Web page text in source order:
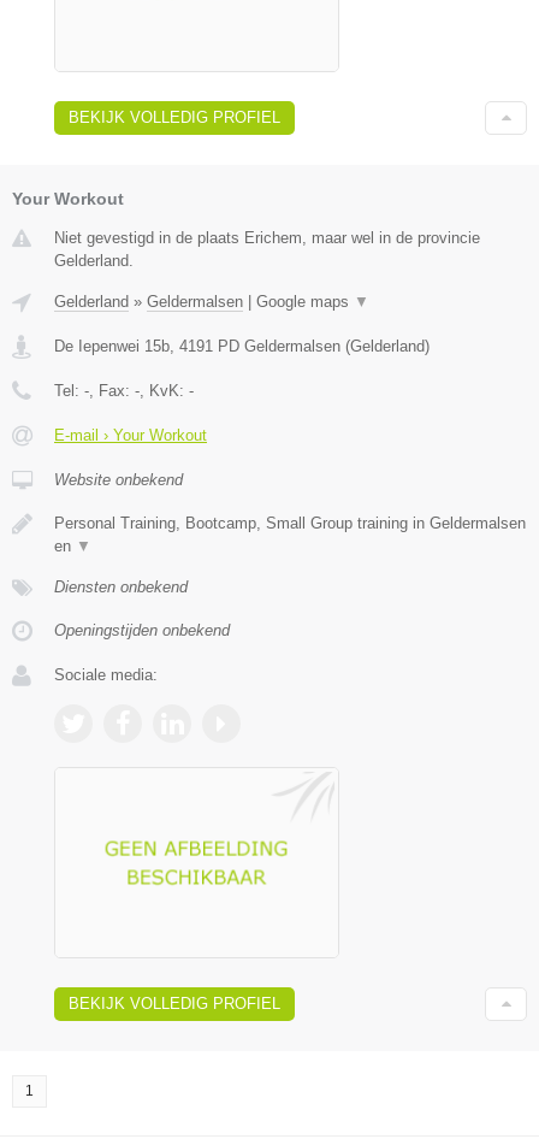
BEKIJK VOLLEDIG PROFIEL
Your Workout
Niet gevestigd in de plaats Erichem, maar wel in de provincie
Gelderland.
Gelderland » Geldermalsen Google maps ▼
De Iepenwei 15b, 4191 PD Geldermalsen (Gelderland)
Tel: -, Fax: -, KvK: -
E-mail › Your Workout
Website onbekend
Personal Training, Bootcamp, Small Group training in Geldermalsen
en ▼
Diensten onbekend
Openingstijden onbekend
Sociale media:
BEKIJK VOLLEDIG PROFIEL
1